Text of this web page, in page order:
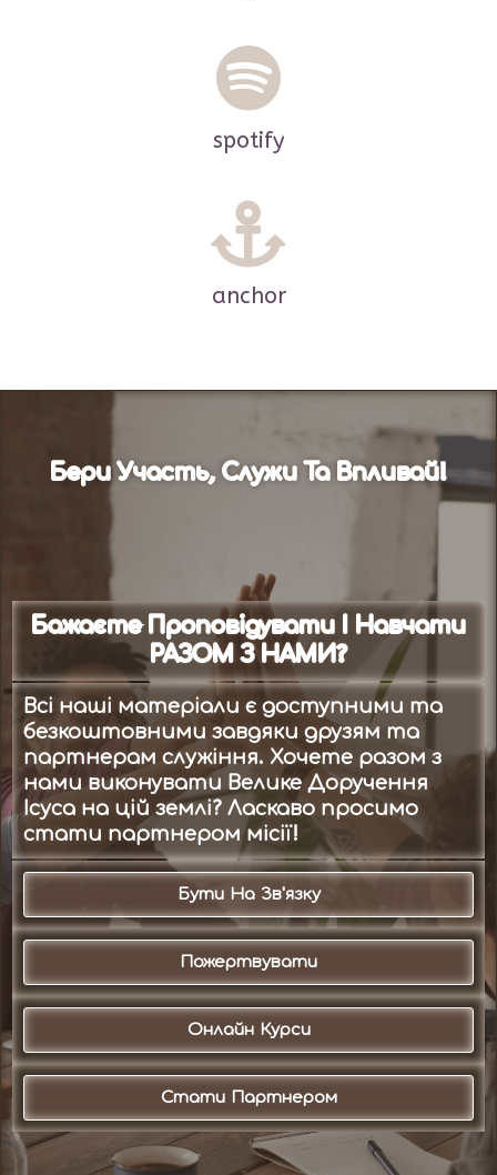
spotify
anchor
Бери Участь, Служи Та Впливай!
Бажаєте Проповідувати І Навчати
РАЗОМ З НАМИ?
Всі наші матеріали є доступними та
безкоштовними завдяки друзям та
партнерам служіння. Хочете разом з
нами виконувати Велике Доручення
Ісуса на цій землі? Ласкаво просимо
стати партнером місії!
Бути На Зв'язку
Пожертвувати
Онлайн Курси
Стати Партнером